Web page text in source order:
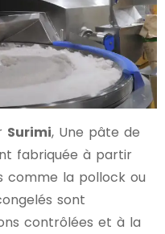
Surimi, Une pâte de
fabriquée à partir
comme la pollock ou
sont
contrôlées et à la